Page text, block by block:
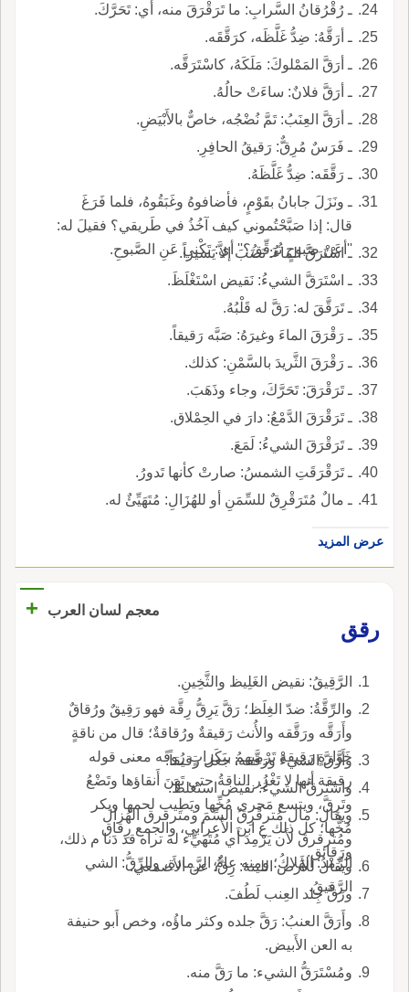
ـ رُقْرُقانُ السَّرابِ: ما تَرَقْرَقَ منه، أي: تَحَرَّكَ.
ـ أرَقَّهُ: ضِدُّ غَلَّظَه، كرَقَّقَه.
ـ أرَقَّ المَمْلوكَ: مَلَكَهُ، كاسْتَرَقَّه.
ـ أرَقَّ فلانٌ: ساءَتْ حالُهُ.
ـ أرَقَّ العِنَبُ: تَمَّ نُضْجُه، خاصٌّ بالأَبْيَضِ.
ـ فَرَسٌ مُرِقٌّ: رَقيقُ الحافِرِ.
ـ رَقَّقَه: ضِدُّ غَلَّظَهُ.
ـ ونَزَلَ جابانُ بقَوْمٍ، فأضافوهُ وغَبَقُوهُ، فلما فَرَغَ
قال: إذا صَبَّحْتُموني كيف آخُذُ في طَريقي؟ فقيلَ له:
''أعَنْ صَبوحٍ تُرَقِّقُ؟'' أي: تَكْني عَنِ الصَّبوحِ.
ـ اسْتَرَقَّ الماءُ: نَضَبَ إلاَّ يَسيراً.
ـ اسْتَرَقَّ الشيءُ: نَقيض اسْتَغْلَظَ.
ـ تَرَقَّقَ له: رَقَّ له قَلْبُهُ.
ـ رَقْرَقَ الماءَ وغيرَهُ: صَبَّه رَقيقاً.
ـ رَقْرَقَ الثَّريدَ بالسَّمْنِ: كذلك.
ـ تَرَقْرَقَ: تَحَرَّكَ، وجاء وذَهَبَ.
ـ تَرَقْرَقَ الدَّمْعُ: دارَ في الحِمْلاق.
ـ تَرَقْرَقَ الشيءُ: لَمَعَ.
ـ تَرَقْرَقَتِ الشمسُ: صارتْ كأنها تَدورُ.
ـ مالٌ مُتَرَقْرِقٌ للسِّمَنِ أو للهُزَالِ: مُتَهَيِّئٌ له.
عرض المزيد
معجم لسان العرب
+
رقق
الرَّقِيقُ: نقيض الغَلِيظ والثَّخِينِ.
والرِّقَّةُ: ضدّ الغِلَظ؛ رَقَّ يَرِقُّ رِقَّة فهو رَقِيقٌ ورُقاقٌ
وأَرَقَّه ورَقَّقه والأُنث رَقيقةٌ ورُقاقةٌ؛ قال من ناقةٍ
خَوَّارةٍ رَقِيقهْ تَرْمِيهمُ ببَكَراتٍ رُوقَه معنى قوله
رقيقة أنها لا تَغْزُر الناقةُ حتى تَهِنَ أَنقاؤها وتَضْعُ
وتَرِقَّ، ويتسع مَجرى مُخِّها ويَطِيب لحمها ويكر
مُخُّها؛ كل ذلك ع ابن الأَعرابي، والجمع رِقاق
ورَقائق.
وأَرَقَّ الشيءَ ورَقَّقه: جعل رقيقاً.
واسْترقَّ الشيءُ: نقيض استغلظَ.
ويقال: مال مُترقْرِقُ السِّمَ ومترقرق الهُزال
ومُترقرق لأَن يَرْمِدَ أَي مُتَهيِّء له تراه قد دَنا م ذلك،
الرَّمْدُ: الهَلاكُ؛ ومنه عامُ الرَّمادةِ، والرِّقُّ: الشي
الرَّقيقُ.
ويقال للأَرض اللينة: رِقٌّ؛ عن الأَصمعي.
ورَقَّ جِلد العِنب لَطُفَ.
وأَرَقَّ العنبُ: رَقَّ جلده وكثر ماؤُه، وخص أَبو حنيفة
به العن الأَبيض.
ومُسْتَرَقُّ الشيء: ما رَقَّ منه.